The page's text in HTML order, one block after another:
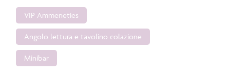
VIP Ammeneties
Angolo lettura e tavolino colazione
Minibar